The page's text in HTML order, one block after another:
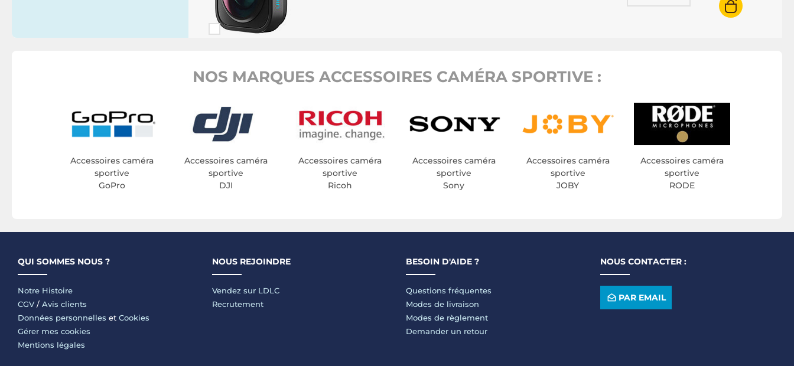
NOS MARQUES ACCESSOIRES CAMÉRA SPORTIVE :
Accessoires caméra
sportive
GoPro
Accessoires caméra
sportive
DJI
Accessoires caméra
sportive
Ricoh
Accessoires caméra
sportive
Sony
Accessoires caméra
sportive
JOBY
Accessoires caméra
sportive
RODE
QUI SOMMES NOUS ?
Notre Histoire
CGV / Avis clients
Données personnelles et Cookies
Gérer mes cookies
Mentions légales
NOUS REJOINDRE
Vendez sur LDLC
Recrutement
BESOIN D'AIDE ?
Questions fréquentes
Modes de livraison
Modes de règlement
Demander un retour
NOUS CONTACTER :
PAR EMAIL